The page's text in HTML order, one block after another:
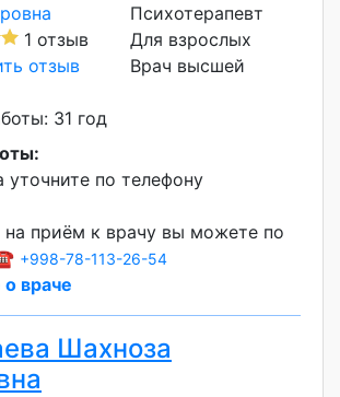
1 отзыв
отзыв
Психотерапевт
Для взрослых
Врач высшей
31 год
по телефону
на приём к врачу вы можете по
+998-78-113-26-54
враче
Шахноза